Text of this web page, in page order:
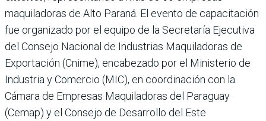
maquiladoras de Alto Paraná. El evento de capacitación
fue organizado por el equipo de la Secretaría Ejecutiva
del Consejo Nacional de Industrias Maquiladoras de
Exportación (Cnime), encabezado por el Ministerio de
Industria y Comercio (MIC), en coordinación con la
Cámara de Empresas Maquiladoras del Paraguay
(Cemap) y el Consejo de Desarrollo del Este